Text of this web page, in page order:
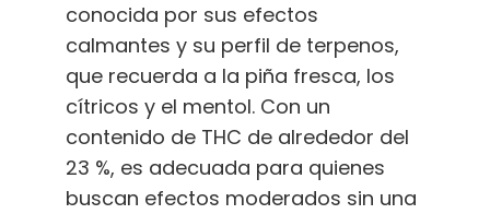
conocida por sus efectos
calmantes y su perfil de terpenos,
que recuerda a la piña fresca, los
cítricos y el mentol. Con un
contenido de THC de alrededor del
23 %, es adecuada para quienes
buscan efectos moderados sin una